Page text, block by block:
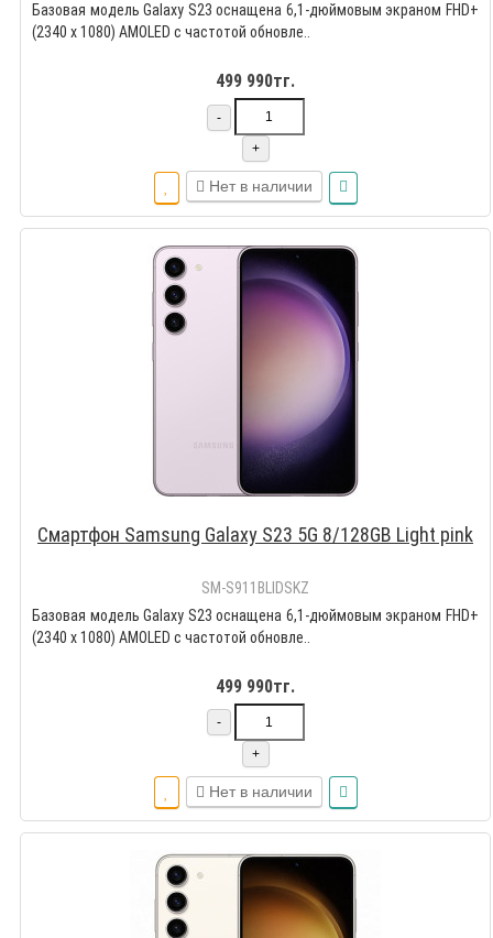
Базовая модель Galaxy S23 оснащена 6,1-дюймовым экраном FHD+
(2340 x 1080) AMOLED с частотой обновле..
499 990тг.
-
+
Нет в наличии
Смартфон Samsung Galaxy S23 5G 8/128GB Light pink
SM-S911BLIDSKZ
Базовая модель Galaxy S23 оснащена 6,1-дюймовым экраном FHD+
(2340 x 1080) AMOLED с частотой обновле..
499 990тг.
-
+
Нет в наличии